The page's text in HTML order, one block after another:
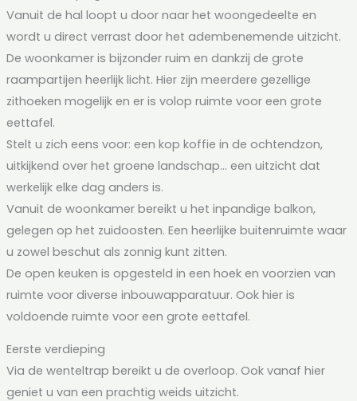
Vanuit de hal loopt u door naar het woongedeelte en
wordt u direct verrast door het adembenemende uitzicht.
De woonkamer is bijzonder ruim en dankzij de grote
raampartijen heerlijk licht. Hier zijn meerdere gezellige
zithoeken mogelijk en er is volop ruimte voor een grote
eettafel.
Stelt u zich eens voor: een kop koffie in de ochtendzon,
uitkijkend over het groene landschap… een uitzicht dat
werkelijk elke dag anders is.
Vanuit de woonkamer bereikt u het inpandige balkon,
gelegen op het zuidoosten. Een heerlijke buitenruimte waar
u zowel beschut als zonnig kunt zitten.
De open keuken is opgesteld in een hoek en voorzien van
ruimte voor diverse inbouwapparatuur. Ook hier is
voldoende ruimte voor een grote eettafel.
Eerste verdieping
Via de wenteltrap bereikt u de overloop. Ook vanaf hier
geniet u van een prachtig weids uitzicht.